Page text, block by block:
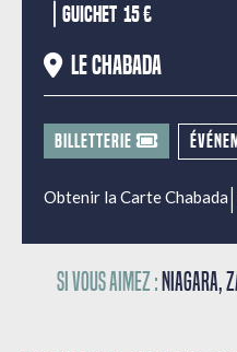
Guichet 15 €
Le Chabada
BILLETTERIE
Obtenir la Carte Chabada|
Si vous aimez : Niagara,